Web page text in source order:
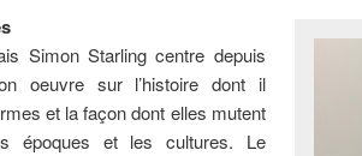
Simon Starling centre depuis
oeuvre sur l’histoire dont il
et la façon dont elles mutent
époques et les cultures. Le